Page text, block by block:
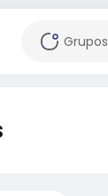
Grupos